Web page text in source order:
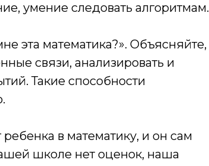
умение следовать алгоритмам.
эта математика?». Объясняйте,
связи, анализировать и
Такие способности
в математику, и он сам
школе нет оценок, наша